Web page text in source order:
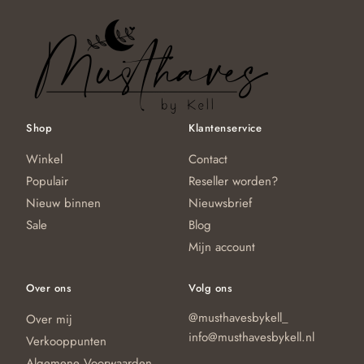
Shop
Winkel
Populair
Nieuw binnen
Sale
Klantenservice
Contact
Reseller worden?
Nieuwsbrief
Blog
Mijn account
Over ons
Over mij
Verkooppunten
Volg ons
@musthavesbykell_
info@musthavesbykell.nl